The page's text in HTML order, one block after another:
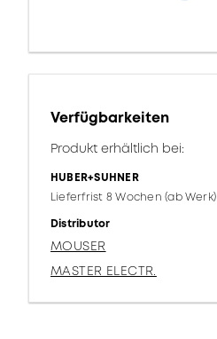
Verfügbarkeiten
Produkt erhältlich bei:
HUBER+SUHNER
Lieferfrist 8 Wochen (ab Werk)
Distributor
MOUSER
MASTER ELECTR.